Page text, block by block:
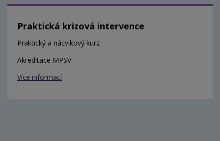
Praktická krizová intervence
Praktický a nácvikový kurz
Akreditace MPSV
Více informací